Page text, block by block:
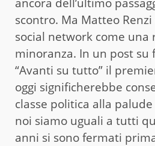
scontro. Ma Matteo
social network come una
minoranza. In un post su
“Avanti su tutto” il
oggi significherebbe
classe politica alla
noi siamo uguali a tutti
anni si sono fermati